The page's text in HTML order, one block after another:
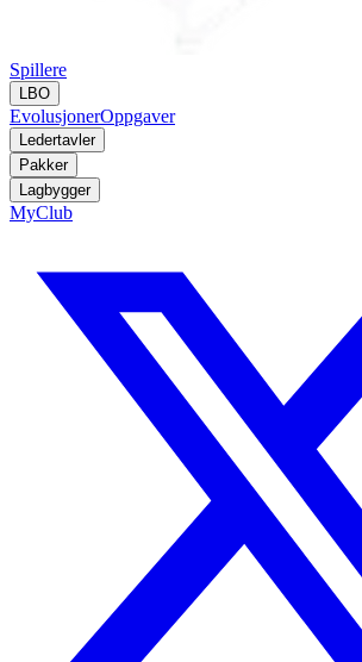
Spillere
LBO
EvolusjonerOppgaver
Ledertavler
Pakker
Lagbygger
MyClub